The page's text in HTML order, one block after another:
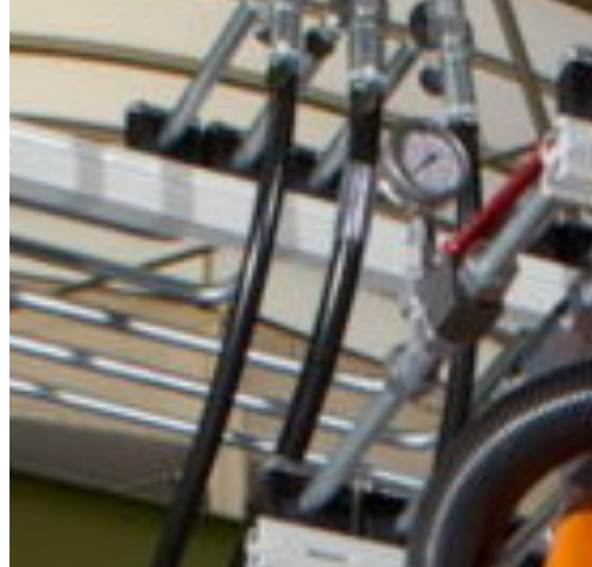
South America
Austria
Belgium
Bosnia and Herzegovina
Bulgaria
Croatia
Czechia
Estonia